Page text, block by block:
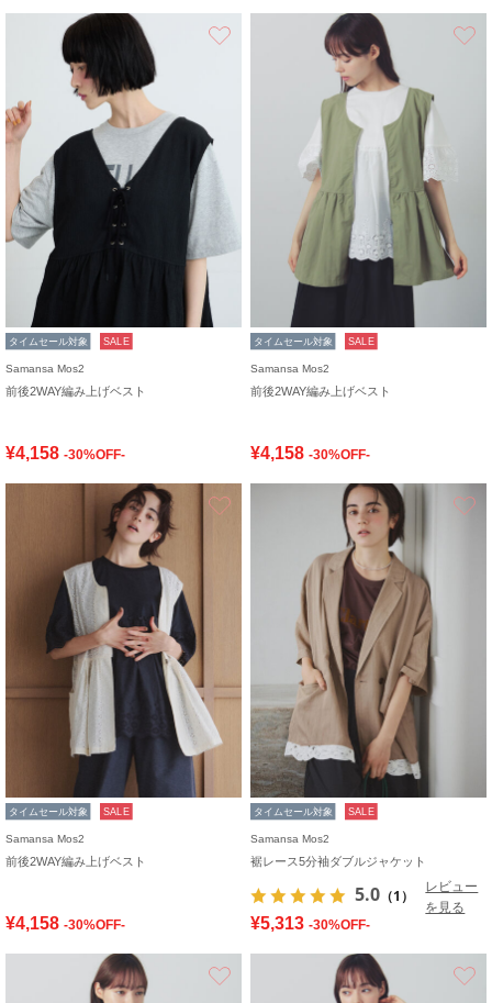
タイムセール対象 SALE
Samansa Mos2
前後2WAY編み上げベスト
¥4,158 -30%OFF-
タイムセール対象 SALE
Samansa Mos2
前後2WAY編み上げベスト
¥4,158 -30%OFF-
タイムセール対象 SALE
Samansa Mos2
前後2WAY編み上げベスト
¥4,158 -30%OFF-
タイムセール対象 SALE
Samansa Mos2
裾レース5分袖ダブルジャケット
5.0 （1）
レビュー
を見る
¥5,313 -30%OFF-